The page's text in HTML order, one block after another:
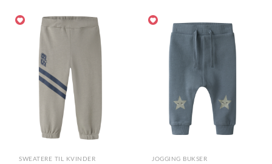
SWEATERE TIL KVINDER JOGGING BUKSER